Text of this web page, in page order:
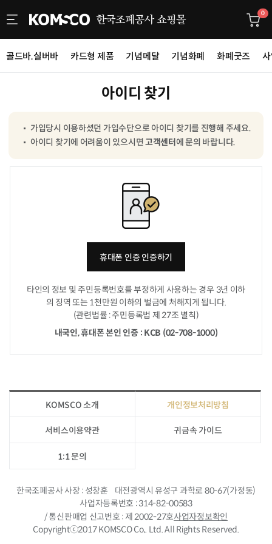
0
골드바.실버바 카드형 제품 기념메달 기념화폐 화폐굿즈
아이디 찾기
가입당시 이용하셨던 가입수단으로 아이디 찾기를 진행해 주세요.
아이디 찾기에 어려움이 있으시면고객센터에 문의 바랍니다.
휴대폰 인증 인증하기
타인의 정보 및 주민등록번호를 부정하게 사용하는 경우 3년 이하
의 징역 또는 1천만원 이하의 벌금에 처해지게 됩니다.
(관련법률 : 주민등록법 제 27조 별칙)
내국인, 휴대폰 본인 인증 : KCB (02-708-1000)
KOMSCO 소개 개인정보처리방침
서비스이용약관 귀금속 가이드
1:1 문의
한국조폐공사 사장 성창훈
대전광역시 유성구 과학로 80-67(가정동)
사업자등록번호 314-82-00583
/ 통신판매업 신고번호 제 2002-27호사업자정보확인
Copyrightⓒ2017 KOMSCO Co,. Ltd. All Rights Reserved.